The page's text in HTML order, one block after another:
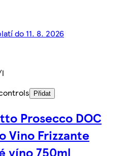
do 11. 8. 2026
l
Přidat
Prosecco DOC
Vino Frizzante
víno 750ml